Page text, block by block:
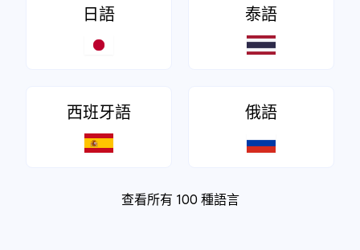
日語 泰語
西班牙語 俄語
查看所有 100 種語言